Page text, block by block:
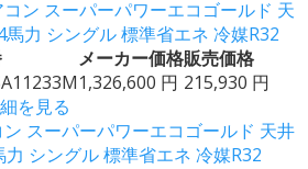
メーカー価格販売価格
1,326,600 円 215,930 円
を見る
スーパーパワーエコゴールド 天井
シングル 標準省エネ 冷媒R32